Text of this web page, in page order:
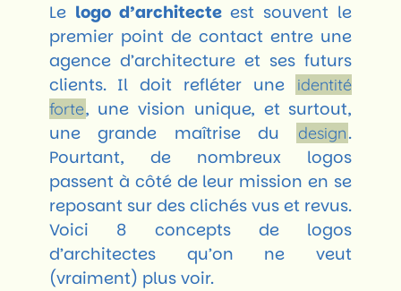
Le logo d’architecteest souvent le
premier point de contact entre une
agence d’architecture et ses futurs
clients. Il doit refléter une
identité
forte, une vision unique, et surtout,
une grande maîtrise du
design.
Pourtant, de nombreux logos
passent à côté de leur mission en se
reposant sur des clichés vus et revus.
Voici 8 concepts de logos
d’architectes qu’on ne veut
(vraiment) plus voir.